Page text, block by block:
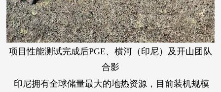
项目性能测试完成后PGE、横河（印尼）及开山团队
合影
印尼拥有全球储量最大的地热资源，目前装机规模